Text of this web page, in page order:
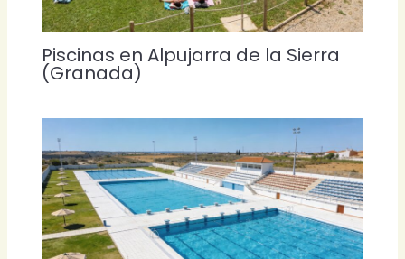
Piscinas en Alpujarra de la Sierra
(Granada)